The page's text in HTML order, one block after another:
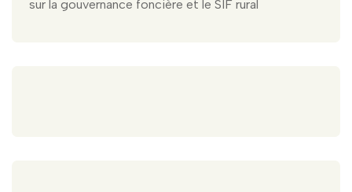
sur la gouvernance foncière et le SIF rural